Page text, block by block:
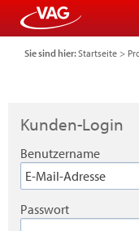
Tickets für Bus und
Parkberechtigung
FAQ
Login
Sie sind hier:Startseite >
Kunden-Login
Benutzername
Passwort